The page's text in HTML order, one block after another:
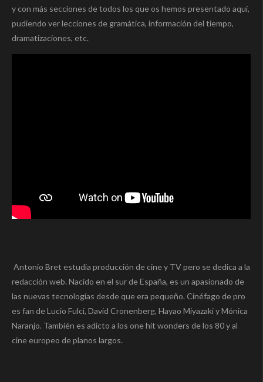
y con más secciones de todos los que os hemos presentado aquí,
pudiendo ver lecciones de gramática, información del tiempo,
dramatizaciones, etc.
Antonio Bret estudia producción de cine y TV pero se dedica a la
redacción web. Nacido en el sur de España, es un apasionado de
las nuevas tecnologías desde que era pequeño. Cinéfago de pro
es fan de Lucio Fulci, David Cronenberg, Hayao Miyazaki y Mónica
Naranjo. También es adicto a los one hit wonders de los 80 y al
cine europeo de planos largos.